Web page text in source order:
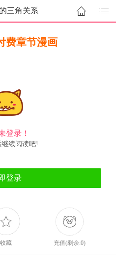
费章节漫画
登录！
续阅读吧!
登录
收藏 充值(剩余:0)
三角关系